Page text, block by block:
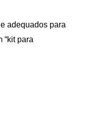
adequados para
“kit para